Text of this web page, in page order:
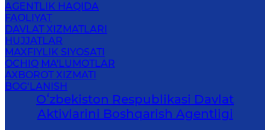
AGENTLIK HAQIDA
FAOLIYAT
DAVLAT XIZMATLARI
HUJJATLAR
MAXFIYLIK SIYOSATI
OCHIQ MA'LUMOTLAR
AXBOROT XIZMATI
BOG‘LANISH
Oʻzbekiston Respublikasi Davlat
Aktivlarini Boshqarish Agentligi